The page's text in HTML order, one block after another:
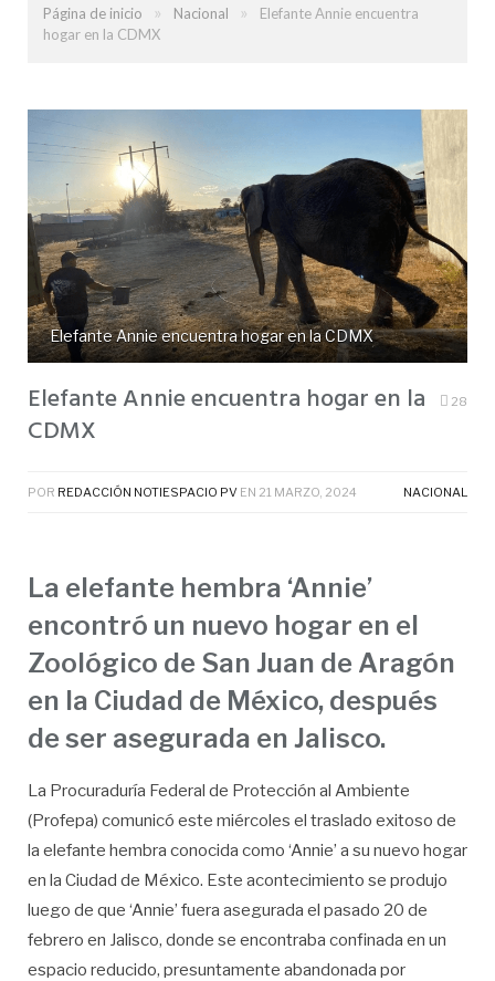
Página de inicio » Nacional »
Elefante Annie encuentra
hogar en la CDMX
Elefante Annie encuentra hogar en la CDMX
Elefante Annie encuentra hogar en la
CDMX
28
POR REDACCIÓN NOTIESPACIO PV EN 21 MARZO, 2024 NACIONAL
La elefante hembra ‘Annie’
encontró un nuevo hogar en el
Zoológico de San Juan de Aragón
en la Ciudad de México, después
de ser asegurada en Jalisco.
La Procuraduría Federal de Protección al Ambiente
(Profepa) comunicó este miércoles el traslado exitoso de
la elefante hembra conocida como ‘Annie’ a su nuevo hogar
en la Ciudad de México. Este acontecimiento se produjo
luego de que ‘Annie’ fuera asegurada el pasado 20 de
febrero en Jalisco, donde se encontraba confinada en un
espacio reducido, presuntamente abandonada por